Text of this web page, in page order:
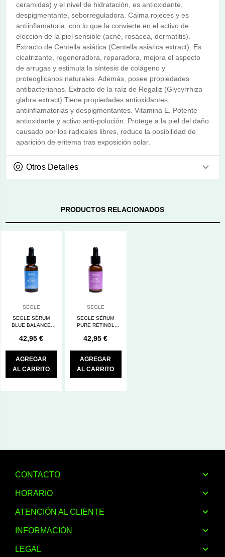
ceramidas) y el nivel de hidratación, es antioxidante,
despigmentante, seborreguladora. Calma rojeces y es
antiinflamatoria, con lo que la convierte en el activo de
elección de la piel sensible (acné, rosácea, dermatitis).
Extracto de Centella asiática (Centella asiatica extract). Es
cicatrizante, regeneradora, reparadora, mejora el aspecto
de arrugas y estimula la síntesis de colágeno y
proteoglicanos naturales. Además, posee propiedades
antibacterianas. Extracto de la raíz de Regaliz (Glycyrrhiza
glabra extract).Tiene propiedades antioxidantes,
antiinflamatorias y despigmentantes. Vitamina E. Potente
antioxidante y activo anti-polución. Protege a la piel del daño
causado por los radicales libres, reduce la posibilidad de
aparición de eritema tras exposición solar.
Otros Detalles
PRODUCTOS RELACIONADOS
SEGLE
SEGLE SÉRUM
BLUE BALANCE
42,95 €
AGREGAR
AL CARRITO
SEGLE
SEGLE SÉRUM
PURE RETINOL
42,95 €
AGREGAR
AL CARRITO
CONTACTO
HORARIO
ATENCIÓN AL CLIENTE
INFORMACIÓN
LEGAL